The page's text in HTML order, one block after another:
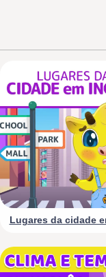
Lugares da cidade